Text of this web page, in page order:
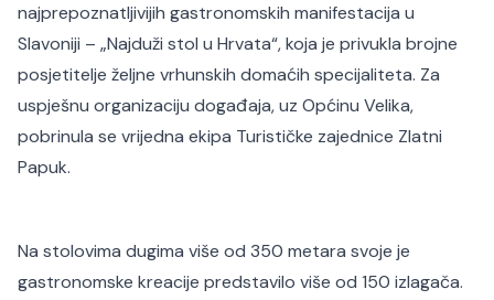
najprepoznatljivijih gastronomskih manifestacija u
Slavoniji – „Najduži stol u Hrvata“, koja je privukla brojne
posjetitelje željne vrhunskih domaćih specijaliteta. Za
uspješnu organizaciju događaja, uz Općinu Velika,
pobrinula se vrijedna ekipa Turističke zajednice Zlatni
Papuk.
Na stolovima dugima više od 350 metara svoje je
gastronomske kreacije predstavilo više od 150 izlagača.